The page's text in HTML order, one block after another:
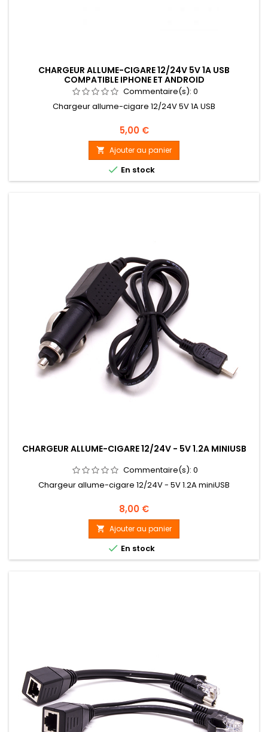
CHARGEUR ALLUME-CIGARE 12/24V 5V 1A USB
COMPATIBLE IPHONE ET ANDROID
Commentaire(s): 0
Chargeur allume-cigare 12/24V 5V 1A USB
Prix
5,00 €
 Ajouter au panier
 En stock
CHARGEUR ALLUME-CIGARE 12/24V - 5V 1.2A MINIUSB
Commentaire(s): 0
Chargeur allume-cigare 12/24V - 5V 1.2A miniUSB
Prix
8,00 €
 Ajouter au panier
 En stock